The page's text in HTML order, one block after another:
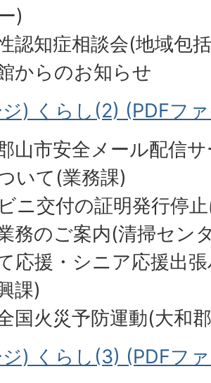
)
認知症相談会(地域包
からのお知らせ
) くらし(2) (PDFフ
山市安全メール配信
いて(業務課)
ニ交付の証明発行停
務のご案内(清掃セン
応援・シニア応援出
課)
国火災予防運動(大和
) くらし(3) (PDFフ